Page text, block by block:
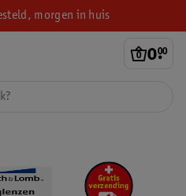
morgen in huis
0.
00